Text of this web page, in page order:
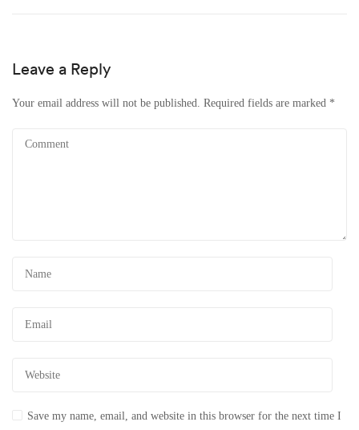
Leave a Reply
Your email address will not be published. Required fields are marked *
Save my name, email, and website in this browser for the next time I